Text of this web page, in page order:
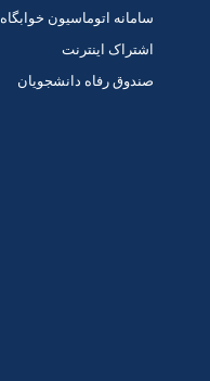
سامانه اتوماسیون خوابگاه
اشتراک اینترنت
صندوق رفاه دانشجویان